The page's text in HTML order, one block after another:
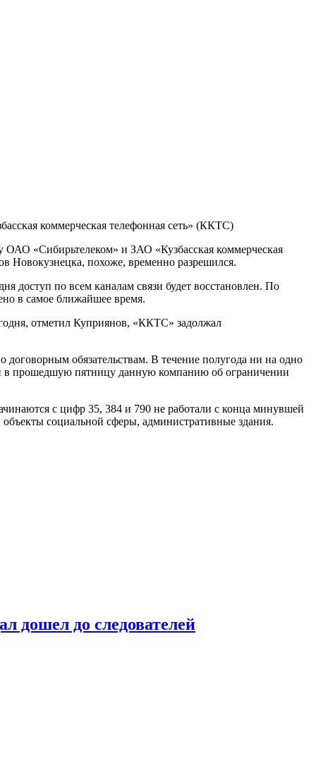
коммерческая телефонная сеть» (ККТС)
«Сибирьтелеком» и ЗАО «Кузбасская коммерческая
Новокузнецка, похоже, временно разрешился.
доступ по всем каналам связи будет восстановлен. По
в самое ближайшее время.
отметил Куприянов, «ККТС» задолжал
обязательствам. В течение полугода ни на одно
прошедшую пятницу данную компанию об ограничении
с цифр 35, 384 и 790 не работали с конца минувшей
социальной сферы, административные здания.
дошел до следователей